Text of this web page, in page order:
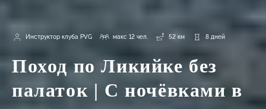
Инструктор клуба PVG макс 12 чел. 52 км 8 дней
Поход по Ликийке без
палаток | С ночёвками в